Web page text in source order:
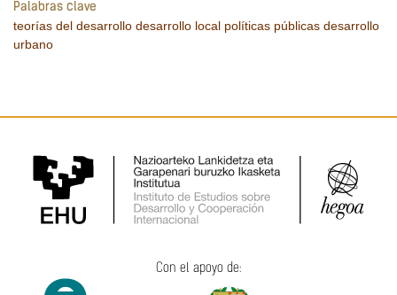
Palabras clave
teorías del desarrollo desarrollo local políticas públicas desarrollo
urbano
Con el apoyo de: